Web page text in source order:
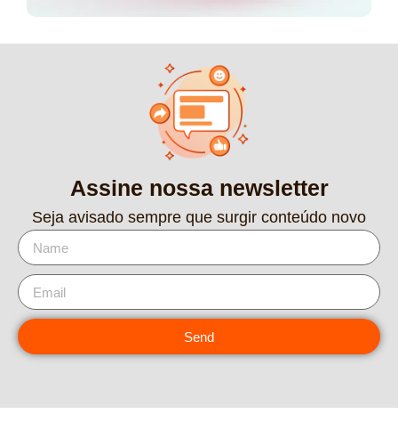
Assine nossa newsletter
Seja avisado sempre que surgir conteúdo novo
Send